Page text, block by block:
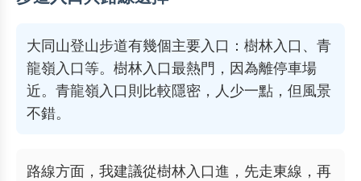
大同山登山步道有幾個主要入口：樹林入口、青
龍嶺入口等。樹林入口最熱門，因為離停車場
近。青龍嶺入口則比較隱密，人少一點，但風景
不錯。
路線方面，我建議從樹林入口進，先走東線，再